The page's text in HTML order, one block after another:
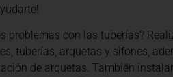
problemas con las tuberías?
tuberías, arquetas y sifones,
de arquetas. También